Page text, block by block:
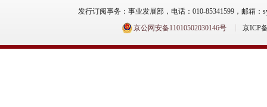
发行订阅事务：事业发展部，电话：010-85341599，邮箱：
京公网安备11010502030146号
京ICP